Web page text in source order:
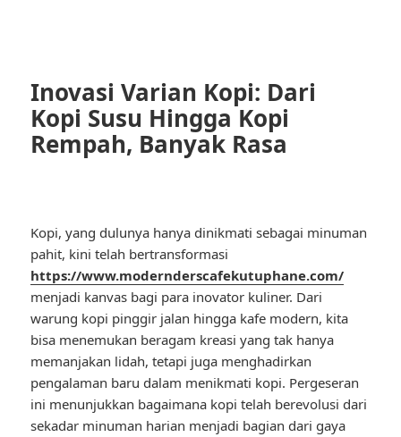
Inovasi Varian Kopi: Dari
Kopi Susu Hingga Kopi
Rempah, Banyak Rasa
Kopi, yang dulunya hanya dinikmati sebagai minuman
pahit, kini telah bertransformasi
https://www.modernderscafekutuphane.com/
menjadi kanvas bagi para inovator kuliner. Dari
warung kopi pinggir jalan hingga kafe modern, kita
bisa menemukan beragam kreasi yang tak hanya
memanjakan lidah, tetapi juga menghadirkan
pengalaman baru dalam menikmati kopi. Pergeseran
ini menunjukkan bagaimana kopi telah berevolusi dari
sekadar minuman harian menjadi bagian dari gaya